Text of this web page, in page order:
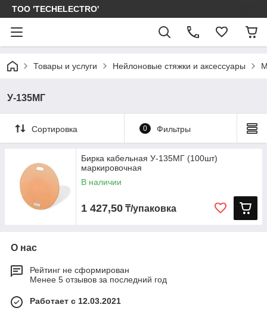
ТОО 'TECHELECTRO'
Товары и услуги Нейлоновые стяжки и аксессуары
У-135МГ
Сортировка 0 Фильтры
Бирка кабельная У-135МГ (100шт)
маркировочная
В наличии
1 427,50 ₸/упаковка
О нас
Рейтинг не сформирован
Менее 5 отзывов за последний год
Работает с 12.03.2021